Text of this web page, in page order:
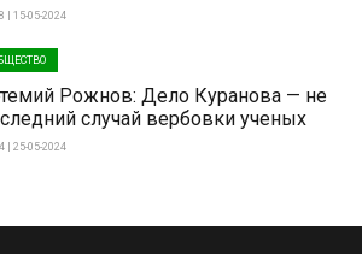
| 15-05-2024
Рожнов: Дело Куранова — не
случай вербовки ученых
| 25-05-2024